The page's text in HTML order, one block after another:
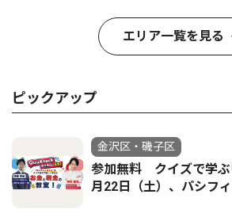
エリア一覧を見る
ピックアップ
金沢区・磯子区
参加無料 クイズで学
月22日（土）、パシフ